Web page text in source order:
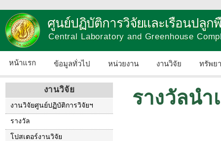
ศูนย์ปฏิบัติการวิจัยและเรือนปลูก
Central Laboratory and Greenhouse
หน้าแรก ข้อมูลทั่วไป หน่วยงาน งานวิจัย ทรัพย
งานวิจัย
งานวิจัยศูนย์ปฏิบัติการวิจัยฯ
รางวัล
โปสเตอร์งานวิจัย
รางวัลน